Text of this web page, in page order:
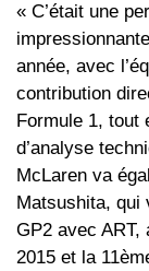
« C’était une
année, avec
contribution
Formule 1, tout
d’analyse
McLaren va
Matsushita, qui
GP2 avec
2015 et la